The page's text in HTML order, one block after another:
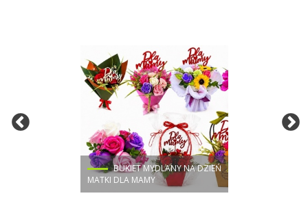
BUKIET MYDLANY NA DZIEŃ
MATKI DLA MAMY